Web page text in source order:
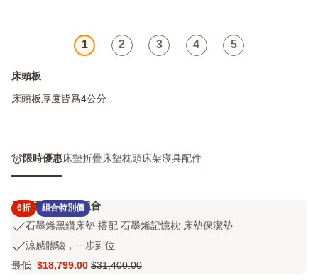
1 2 3 4 5
床頭板
床頭板厚度皆爲4公分
限時優惠床墊折疊床墊枕頭床架寢具配件
6折 組合特別價
石墨烯黑鑽床墊組合
石
烯
黑
石墨烯黑鑽床墊 搭配 石墨烯記憶枕 床墊保潔墊
涼
感
體
涼感體驗，一步到位
最低
Price
$18,799.00
原
$31,400.00